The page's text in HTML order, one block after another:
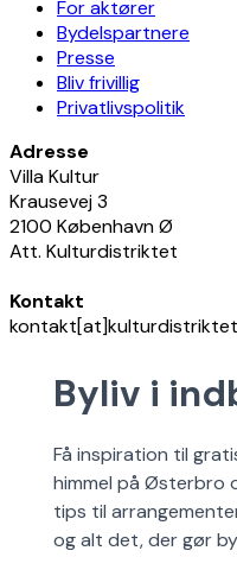
For aktører
Bydelspartnere
Presse
Bliv frivillig
Privatlivspolitik
Adresse
Villa Kultur
Krausevej 3
2100 København Ø
Att. Kulturdistriktet
Kontakt
Byliv i
Få inspiration til
himmel på Østerbro
tips til
og alt det, der gør